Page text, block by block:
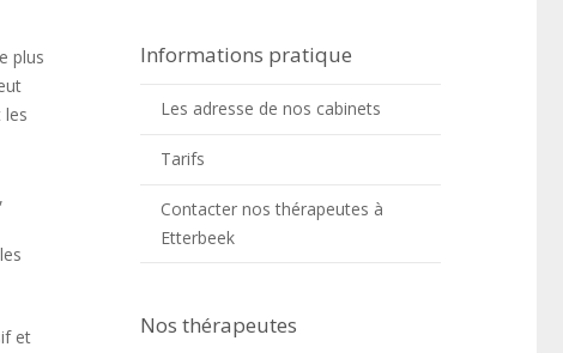
plus
les
et
Informations pratique
Les adresse de nos cabinets
Tarifs
Contacter nos thérapeutes à
Etterbeek
Nos thérapeutes